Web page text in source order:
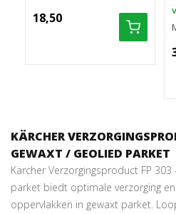
18,50
KÄRCHER
GEWAXT / GEOLIED PARKET
Kärcher Verzorgingsproduct FP
parket biedt optimale verzorging
oppervlakken in gewaxt parket.